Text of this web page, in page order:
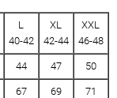
L
40-42
XL
42-44
XXL
46-48
44 47 50
67 69 71